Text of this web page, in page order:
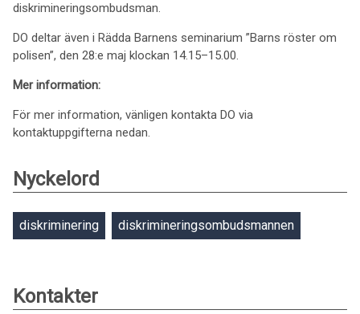
diskrimineringsombudsman.
DO deltar även i Rädda Barnens seminarium ”Barns röster om
polisen”, den 28:e maj klockan 14.15–15.00.
Mer information:
För mer information, vänligen kontakta DO via
kontaktuppgifterna nedan.
Nyckelord
diskriminering diskrimineringsombudsmannen
Kontakter